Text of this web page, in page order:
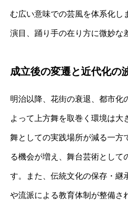
む広い意味での芸風を体系化し
演目、踊り手の在り方に微妙な
成立後の変遷と近代化の
明治以降、花街の衰退、都市化
よって上方舞を取巻く環境は大
舞としての実践場所が減る一方
る機会が増え、舞台芸術として
す。また、伝統文化の保存・継
や流派による教育体制が整備さ